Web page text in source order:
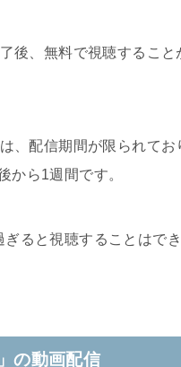
後、無料で視聴すること
、配信期間が限られてお
から1週間です。
ぎると視聴することはで
の動画配信